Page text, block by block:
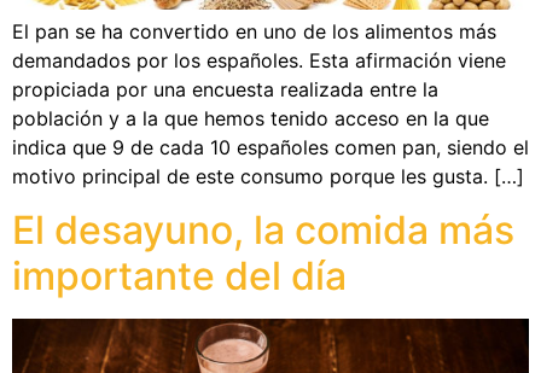
El pan se ha convertido en uno de los alimentos más
demandados por los españoles. Esta afirmación viene
propiciada por una encuesta realizada entre la
población y a la que hemos tenido acceso en la que
indica que 9 de cada 10 españoles comen pan, siendo el
motivo principal de este consumo porque les gusta. […]
El desayuno, la comida más
importante del día